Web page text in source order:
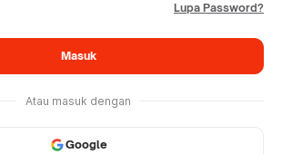
Lupa Password?
Masuk
Atau masuk dengan
Google